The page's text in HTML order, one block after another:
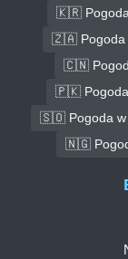
🇰🇷 Pogoda
🇿🇦 Pogoda
🇨🇳
🇵🇰 Pogoda
🇸🇴 Pogoda w
🇳🇬